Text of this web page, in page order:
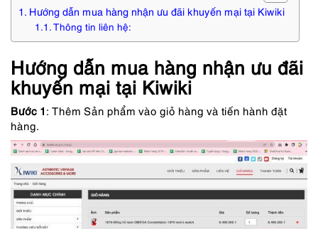
Hướng dẫn mua hàng nhận ưu đãi khuyến mại tại Kiwiki
Thông tin liên hệ:
Hướng dẫn mua hàng nhận ưu đãi
khuyến mại tại Kiwiki
Bước 1 : Thêm Sản phẩm vào giỏ hàng và tiến hành đặt
hàng.